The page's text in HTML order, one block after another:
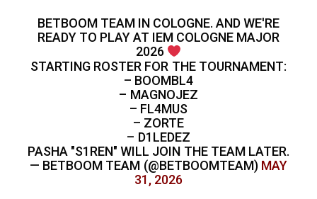
BETBOOM TEAM IN COLOGNE. AND WE'RE
READY TO PLAY AT IEM COLOGNE MAJOR
2026
STARTING ROSTER FOR THE TOURNAMENT:
– BOOMBL4
– MAGNOJEZ
– FL4MUS
– ZORTE
– D1LEDEZ
PASHA "S1REN" WILL JOIN THE TEAM LATER.
— BETBOOM TEAM (@BETBOOMTEAM) MAY
31, 2026